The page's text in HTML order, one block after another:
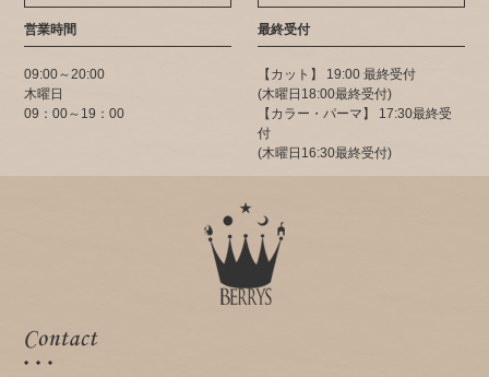
営業時間
09:00～20:00
木曜日
09：00～19：00
最終受付
【カット】 19:00 最終受付
(木曜日18:00最終受付)
【カラー・パーマ】 17:30最終受
付
(木曜日16:30最終受付)